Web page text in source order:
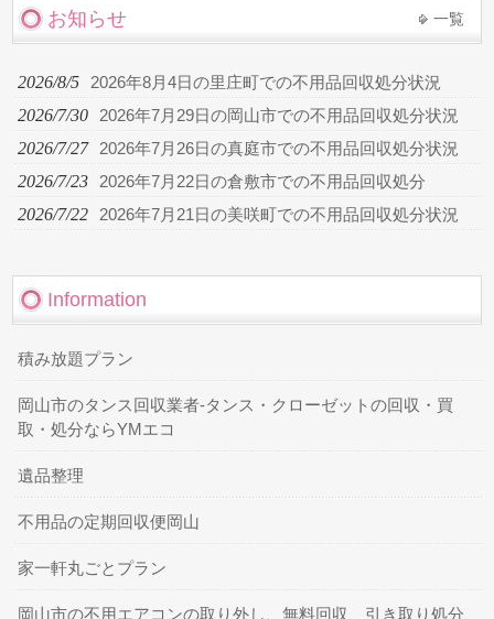
お知らせ 一覧
2026/8/5 2026年8月4日の里庄町での不用品回収処分状況
2026/7/30 2026年7月29日の岡山市での不用品回収処分状況
2026/7/27 2026年7月26日の真庭市での不用品回収処分状況
2026/7/23 2026年7月22日の倉敷市での不用品回収処分
2026/7/22 2026年7月21日の美咲町での不用品回収処分状況
Information
積み放題プラン
岡山市のタンス回収業者-タンス・クローゼットの回収・買
取・処分ならYMエコ
遺品整理
不用品の定期回収便岡山
家一軒丸ごとプラン
岡山市の不用エアコンの取り外し、無料回収、引き取り処分